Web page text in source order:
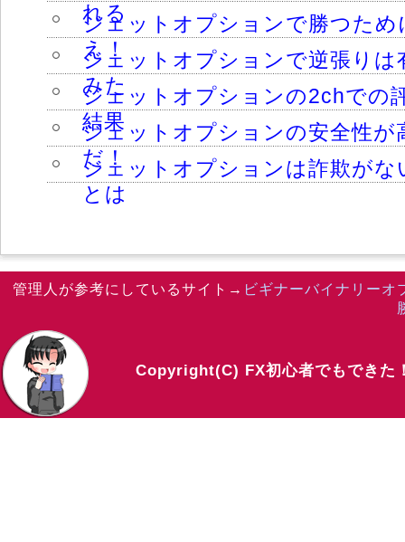
れる
ジェットオプションで勝つため
え！
ジェットオプションで逆張りは
みた
ジェットオプションの2chでの
結果
ジェットオプションの安全性が
だ！
ジェットオプションは詐欺がな
とは
管理人が参考にしているサイト→ ビギナーバイナリーオ
Copyright(C) FX初心者でもできた